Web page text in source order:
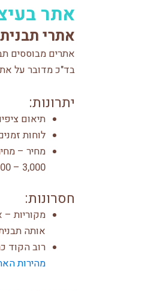
אתר
אתרי תבנית
אתרים מבוססים
בד"כ מדובר על
יתרונות:
תיאום
לוחות
מחיר –
3,000 – 6,000 ש"ח).
חסרונות:
מקוריות
אותה
רוב הקוד
מהירות